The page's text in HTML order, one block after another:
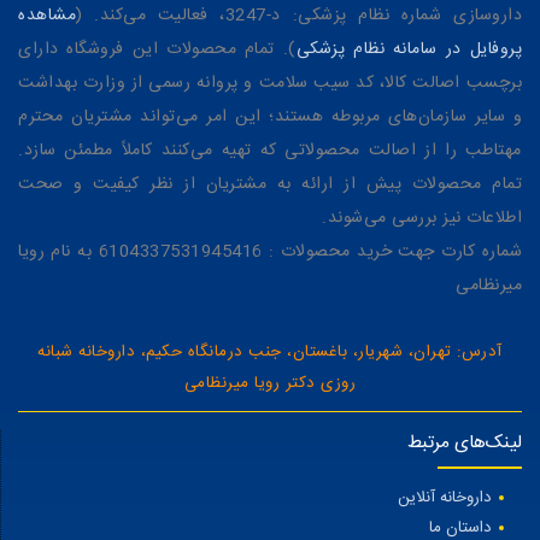
(Ondansetron) نیز می توانند به عنوان عارضه جانبی، باعث افزایش اشتها
شوند. با این حال، مصرف این داروها صرفا برای افزایش وزن توصیه نمی
شود و باید حتما با تجویز پزشک صورت گیرد.
توجه مهم:لیست فوق تنها به معرفی اجمالی برخی از انواع قرص های
اشتها آور پرداخته است. تشخیص نوع مناسب این داروها بر عهده
پزشک متخصص است و مصرف خودسرانه هرگونه دارویی، به شدت
خطرناک می باشد.
آیا قرص‌های اشتها آور راه‌حل مناسبی هستند؟
مصرف قرص‌های اشتها آور تنها باید با تجویز پزشک و در صورتی که
می‌کنند. برخی از آن‌ها باعث افزایش ترشح هورمون‌های اشتها مانند
گرلین می‌شوند و برخی دیگر با تأخیر در تخلیه‌ی معده، فرد را برای
مدت بیشتری سیر نگه می‌دارند.
با این حال، مصرف خودسرانه‌ی این قرص‌ها به دلایل زیر توصیه
نمی‌شود:
عوارض جانبی:برخی از قرص‌های اشتها آور می‌توانند عوارض جانبی مانند
تهوع، استفراغ، اسهال، یبوست، بی‌قراری و اختلالات خواب به همراه داشته
داروسازی شماره نظام پزشکی: د-3247، فعالیت می‌کند. (
مشاهده
پروفایل در سامانه نظام پزشکی). تمام محصولات این فروشگاه دارای
برچسب اصالت کالا، کد سیب سلامت و پروانه رسمی از وزارت بهداشت
و سایر سازمان‌های مربوطه هستند؛ این امر می‌تواند مشتریان محترم
مهتاطب را از اصالت محصولاتی که تهیه می‌کنند کاملاً مطمئن سازد.
تمام محصولات پیش از ارائه به مشتریان از نظر کیفیت و صحت
اطلاعات نیز بررسی می‌شوند.
شماره کارت جهت خرید محصولات : 6104337531945416 به نام رویا
میرنظامی
آدرس: تهران، شهریار، باغستان، جنب درمانگاه حکیم، داروخانه شبانه
روزی دکتر رویا میرنظامی
لینک‌های مرتبط
داروخانه آنلاین
داستان ما